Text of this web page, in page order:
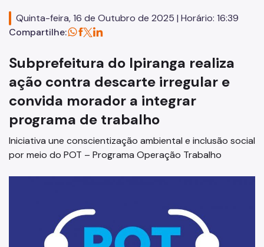
Licitações
Zeladoria Urbana
Cata-Bagulho
Termo de Cooperação
Programa de Metas
Quadro de Serviços
Quinta-feira, 16 de Outubro de 2025 | Horário: 16:39
Compartilhe:
Subprefeitura do Ipiranga realiza
ação contra descarte irregular e
convida morador a integrar
programa de trabalho
Iniciativa une conscientização ambiental e inclusão social
por meio do POT – Programa Operação Trabalho